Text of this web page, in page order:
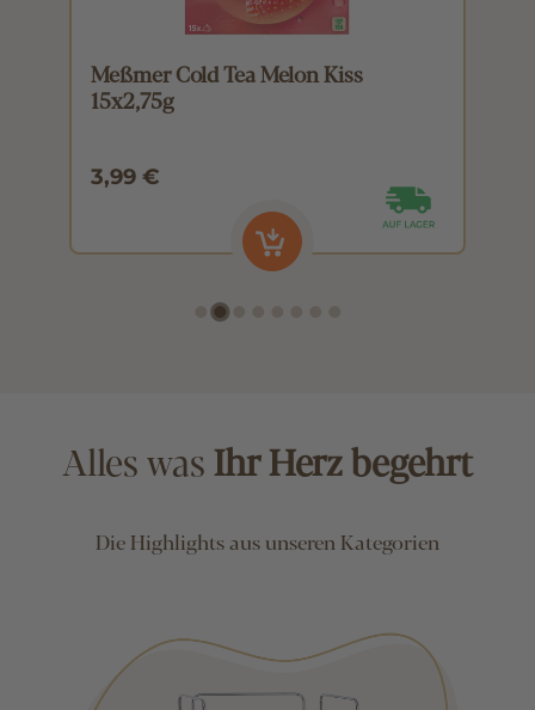
Meßmer Cold Tea Melon Kiss
15x2,75g
3,99 €
Alles wasIhr Herz begehrt
Die Highlights aus unseren Kategorien